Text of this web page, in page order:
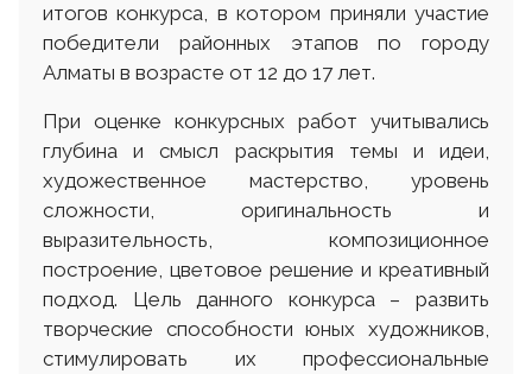
итогов конкурса, в котором приняли участие
победители районных этапов по городу
Алматы в возрасте от 12 до 17 лет.
При оценке конкурсных работ учитывались
глубина и смысл раскрытия темы и идеи,
художественное мастерство, уровень
сложности, оригинальность и
выразительность, композиционное
построение, цветовое решение и креативный
подход. Цель данного конкурса – развить
творческие способности юных художников,
стимулировать их профессиональные